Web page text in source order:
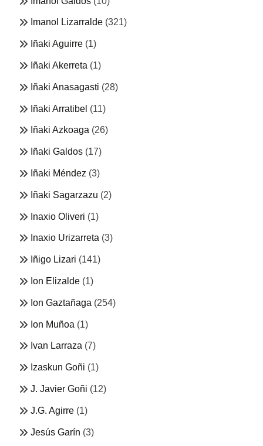
Imanol Lizarralde (321)
Iñaki Aguirre (1)
Iñaki Akerreta (1)
Iñaki Anasagasti (28)
Iñaki Arratibel (11)
Iñaki Azkoaga (26)
Iñaki Galdos (17)
Iñaki Méndez (3)
Iñaki Sagarzazu (2)
Inaxio Oliveri (1)
Inaxio Urizarreta (3)
Iñigo Lizari (141)
Ion Elizalde (1)
Ion Gaztañaga (254)
Ion Muñoa (1)
Ivan Larraza (7)
Izaskun Goñi (1)
J. Javier Goñi (12)
J.G. Agirre (1)
Jesús Garín (3)